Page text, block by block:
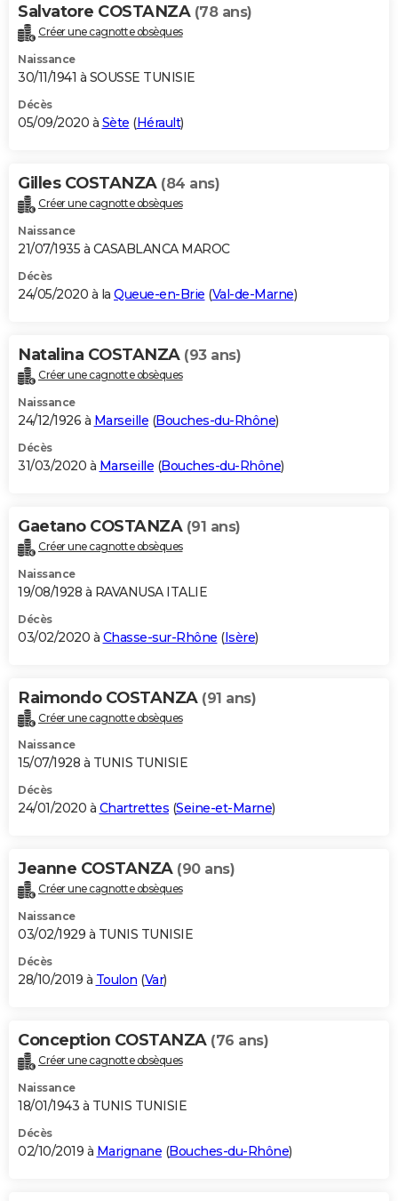
Salvatore COSTANZA (78 ans)
Créer une cagnotte obsèques
Naissance
30/11/1941 à SOUSSE TUNISIE
Décès
05/09/2020 à Sète (Hérault)
Gilles COSTANZA (84 ans)
Créer une cagnotte obsèques
Naissance
21/07/1935 à CASABLANCA MAROC
Décès
24/05/2020 à la Queue-en-Brie (Val-de-Marne)
Natalina COSTANZA (93 ans)
Créer une cagnotte obsèques
Naissance
24/12/1926 à Marseille (Bouches-du-Rhône)
Décès
31/03/2020 à Marseille (Bouches-du-Rhône)
Gaetano COSTANZA (91 ans)
Créer une cagnotte obsèques
Naissance
19/08/1928 à RAVANUSA ITALIE
Décès
03/02/2020 à Chasse-sur-Rhône (Isère)
Raimondo COSTANZA (91 ans)
Créer une cagnotte obsèques
Naissance
15/07/1928 à TUNIS TUNISIE
Décès
24/01/2020 à Chartrettes (Seine-et-Marne)
Jeanne COSTANZA (90 ans)
Créer une cagnotte obsèques
Naissance
03/02/1929 à TUNIS TUNISIE
Décès
28/10/2019 à Toulon (Var)
Conception COSTANZA (76 ans)
Créer une cagnotte obsèques
Naissance
18/01/1943 à TUNIS TUNISIE
Décès
02/10/2019 à Marignane (Bouches-du-Rhône)